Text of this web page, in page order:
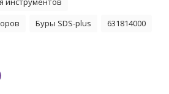
Буры SDS-plus 631814000